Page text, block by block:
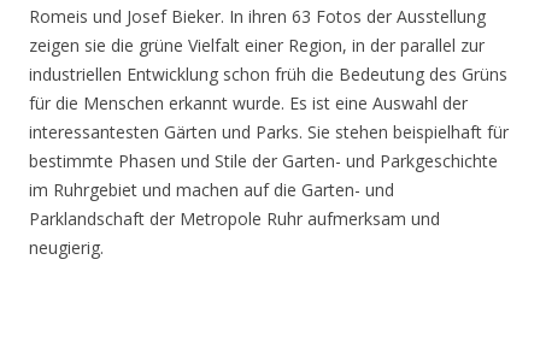
Romeis und Josef Bieker. In ihren 63 Fotos der Ausstellung
zeigen sie die grüne Vielfalt einer Region, in der parallel zur
industriellen Entwicklung schon früh die Bedeutung des Grüns
für die Menschen erkannt wurde. Es ist eine Auswahl der
interessantesten Gärten und Parks. Sie stehen beispielhaft für
bestimmte Phasen und Stile der Garten- und Parkgeschichte
im Ruhrgebiet und machen auf die Garten- und
Parklandschaft der Metropole Ruhr aufmerksam und
neugierig.